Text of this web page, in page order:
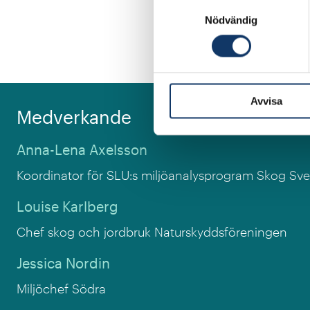
Nödvändig
Avvisa
landet? Vilken ny
Varmt välkomna!
Medverkande
Anna-Lena Axelsson
Koordinator för SLU:s miljöanalysprogram Skog
Louise Karlberg
Chef skog och jordbruk Naturskyddsföreningen
Jessica Nordin
Miljöchef Södra